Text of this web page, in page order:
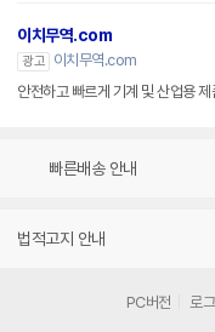
이치무역.com
광고
이치무역.com
빠른배송 안내
법적고지 안내
PC버전 로